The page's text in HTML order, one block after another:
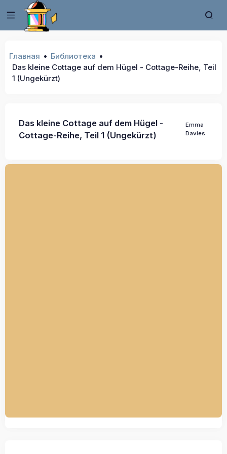
Главная
Библиотека
Das kleine Cottage auf dem Hügel - Cottage-Reihe, Teil
1 (Ungekürzt)
Das kleine Cottage auf dem Hügel -
Cottage-Reihe, Teil 1 (Ungekürzt)
Emma
Davies